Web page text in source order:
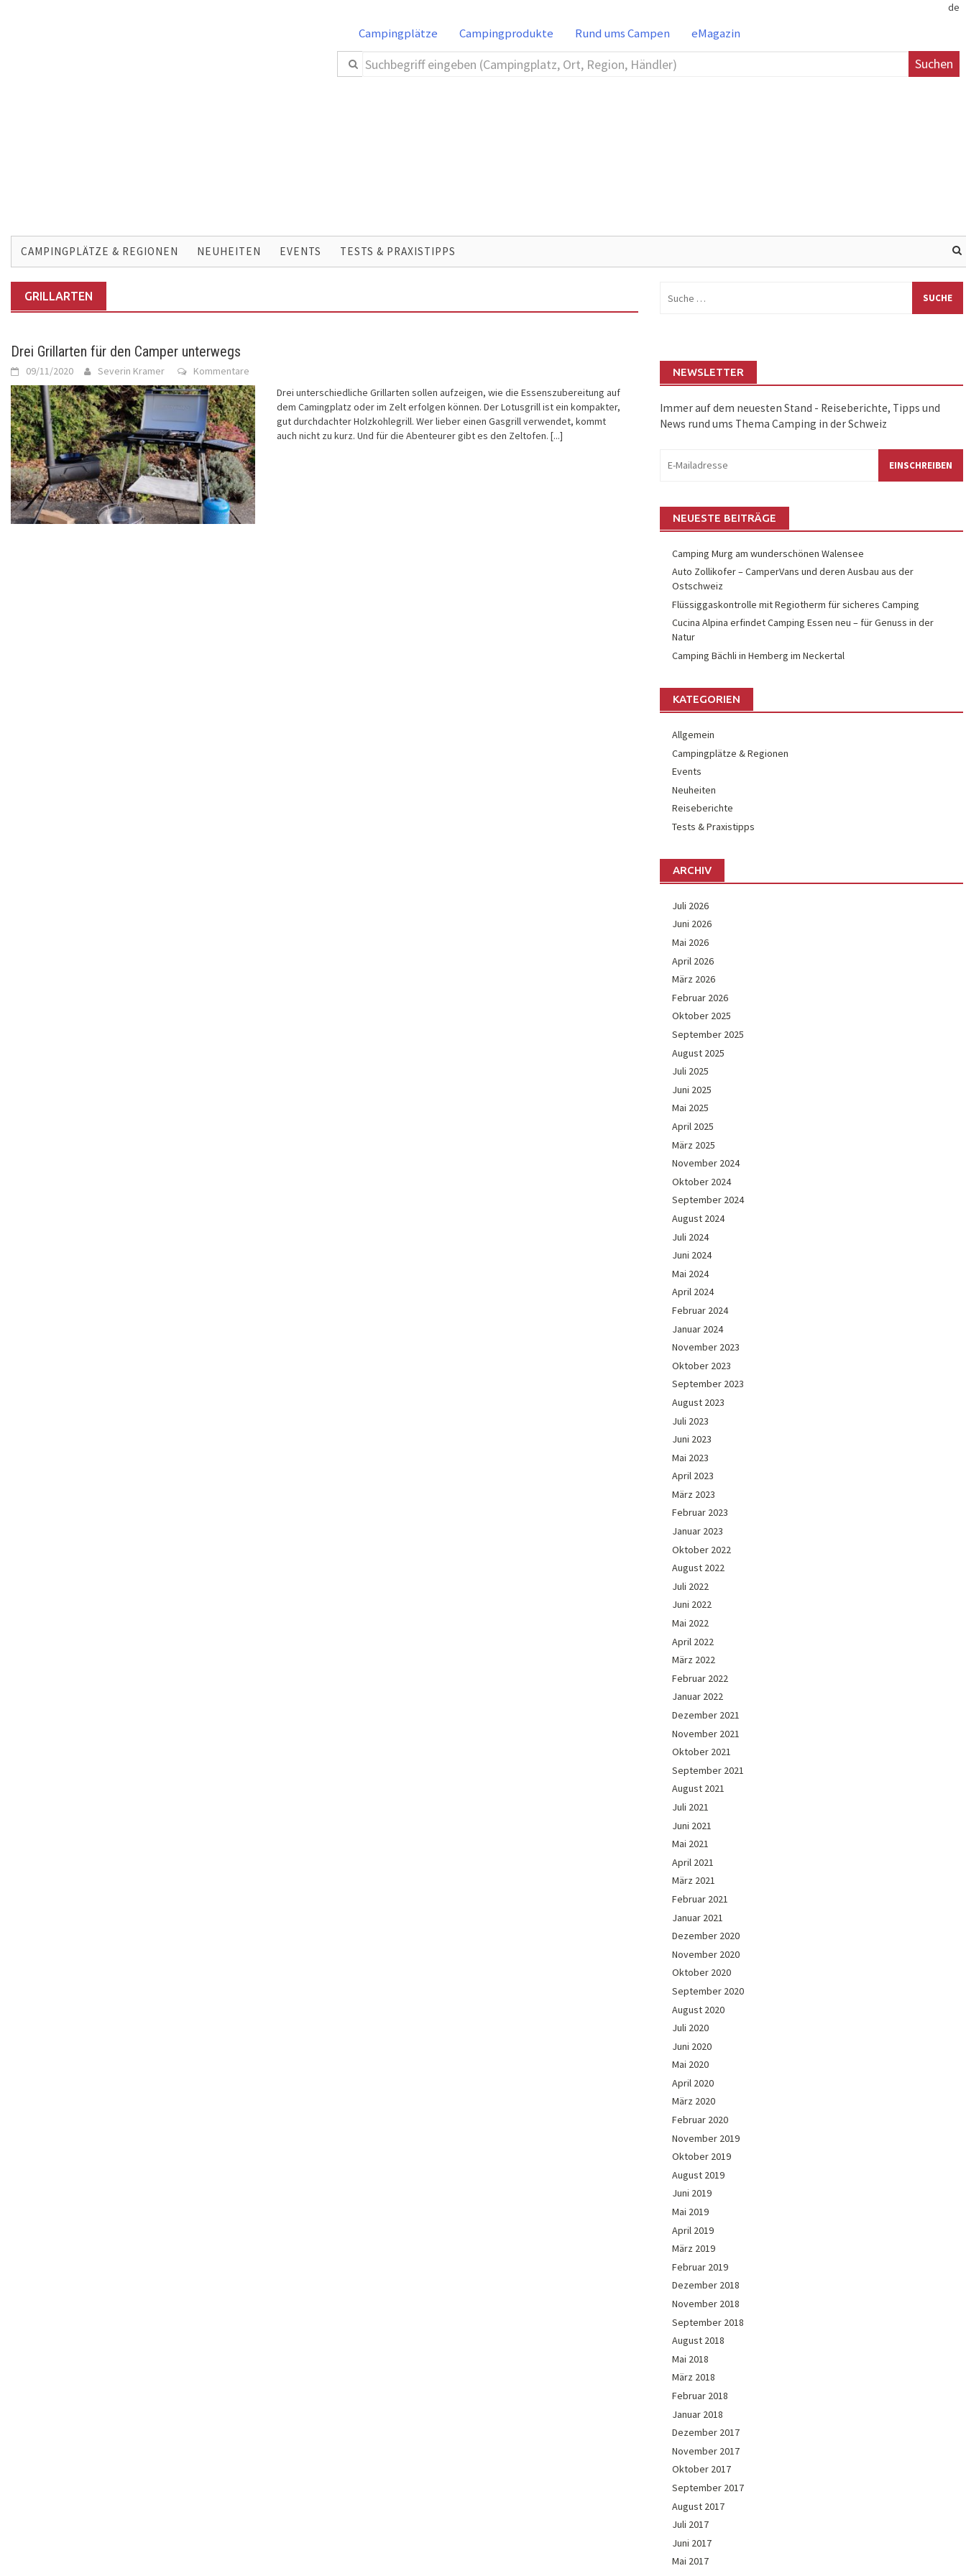
de
Campingplätze Campingprodukte Rund ums Campen eMagazin
Suchen
contentCAMPINGPLÄTZE & REGIONEN NEUHEITEN EVENTS TESTS & PRAXISTIPPS
GRILLARTEN
Drei Grillarten für den Camper unterwegs
09/11/2020 Severin Kramer
Kommentare
Drei unterschiedliche Grillarten sollen aufzeigen, wie die Essenszubereitung auf
dem Camingplatz oder im Zelt erfolgen können. Der Lotusgrill ist ein kompakter,
gut durchdachter Holzkohlegrill. Wer lieber einen Gasgrill verwendet, kommt
auch nicht zu kurz. Und für die Abenteurer gibt es den Zeltofen.[...]
nach:
NEWSLETTER
Immer auf dem neuesten Stand - Reiseberichte, Tipps und
News rund ums Thema Camping in der Schweiz
NEUESTE BEITRÄGE
Camping Murg am wunderschönen Walensee
Auto Zollikofer – CamperVans und deren Ausbau aus der
Ostschweiz
Flüssiggaskontrolle mit Regiotherm für sicheres Camping
Cucina Alpina erfindet Camping Essen neu – für Genuss in der
Natur
Camping Bächli in Hemberg im Neckertal
KATEGORIEN
Allgemein
Campingplätze & Regionen
Events
Neuheiten
Reiseberichte
Tests & Praxistipps
ARCHIV
Juli 2026
Juni 2026
Mai 2026
April 2026
März 2026
Februar 2026
Oktober 2025
September 2025
August 2025
Juli 2025
Juni 2025
Mai 2025
April 2025
März 2025
November 2024
Oktober 2024
September 2024
August 2024
Juli 2024
Juni 2024
Mai 2024
April 2024
Februar 2024
Januar 2024
November 2023
Oktober 2023
September 2023
August 2023
Juli 2023
Juni 2023
Mai 2023
April 2023
März 2023
Februar 2023
Januar 2023
Oktober 2022
August 2022
Juli 2022
Juni 2022
Mai 2022
April 2022
März 2022
Februar 2022
Januar 2022
Dezember 2021
November 2021
Oktober 2021
September 2021
August 2021
Juli 2021
Juni 2021
Mai 2021
April 2021
März 2021
Februar 2021
Januar 2021
Dezember 2020
November 2020
Oktober 2020
September 2020
August 2020
Juli 2020
Juni 2020
Mai 2020
April 2020
März 2020
Februar 2020
November 2019
Oktober 2019
August 2019
Juni 2019
Mai 2019
April 2019
März 2019
Februar 2019
Dezember 2018
November 2018
September 2018
August 2018
Mai 2018
März 2018
Februar 2018
Januar 2018
Dezember 2017
November 2017
Oktober 2017
September 2017
August 2017
Juli 2017
Juni 2017
Mai 2017